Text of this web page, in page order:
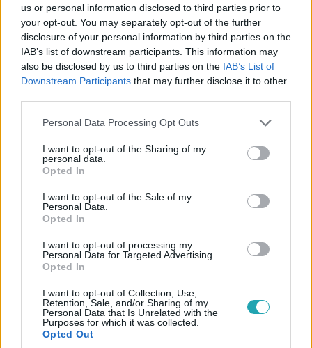
us or personal information disclosed to third parties prior to
your opt-out. You may separately opt-out of the further
disclosure of your personal information by third parties on the
IAB’s list of downstream participants. This information may
also be disclosed by us to third parties on the IAB’s List of
Downstream Participants that may further disclose it to other
Please note that this website/app uses one or more Google
not limited to your visit or usage behaviour. You may click to
grant or deny consent to Google and its third-party tags to
use your data for below specified purposes in below Google
consent section.
Personal Data Processing Opt Outs
I want to opt-out of the Sharing of my
personal data.
Opted In
I want to opt-out of the Sale of my
Personal Data.
Opted In
I want to opt-out of processing my
Personal Data for Targeted Advertising.
Opted In
I want to opt-out of Collection, Use,
Retention, Sale, and/or Sharing of my
Personal Data that Is Unrelated with the
Purposes for which it was collected.
Opted Out
Cápák között
Sárospataki Albert Cápa harapós kedvében volt
Egészséges és finom szószokat, autós randiappot, orvosi
és kozmetikai lézert, a „Szent Grált” és egy informatikai
szolgáltatást mutattak be a vállalkozók a Cápák között 15.
részében. Több üzleti befektetési ajánlat is elhangzott, az
adás végére pedig két Cápának bővült a portfóliója.